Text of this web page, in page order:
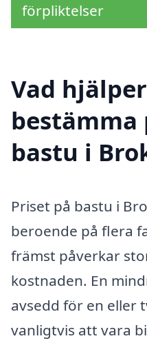
förpliktelser
Vad
bestämma
bastu i
Priset på bastu i
beroende på flera
främst påverkar
kostnaden. En
avsedd för en eller
vanligtvis att vara